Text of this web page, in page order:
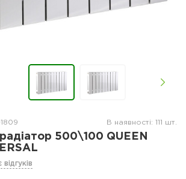
В наявності: 111 шт.
500\100 QUEEN